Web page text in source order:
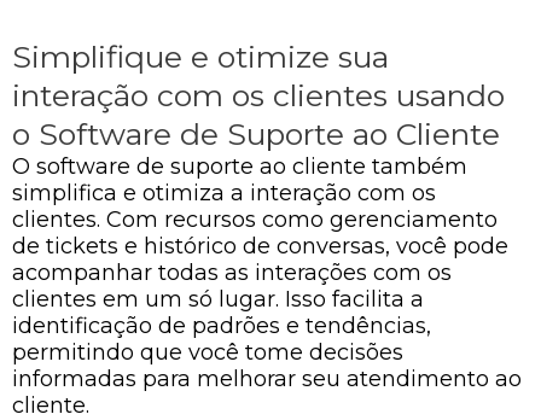
Simplifique e otimize sua
interação com os clientes usando
o Software de Suporte ao Cliente
O software de suporte ao cliente também
simplifica e otimiza a interação com os
clientes. Com recursos como gerenciamento
de tickets e histórico de conversas, você pode
acompanhar todas as interações com os
clientes em um só lugar. Isso facilita a
identificação de padrões e tendências,
permitindo que você tome decisões
informadas para melhorar seu atendimento ao
cliente.